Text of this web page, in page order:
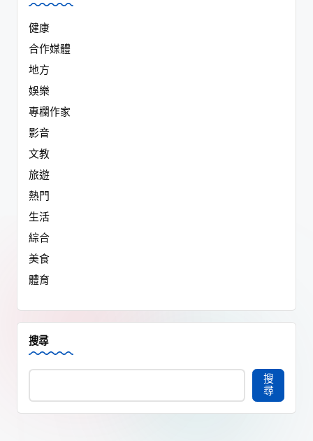
健康
合作媒體
地方
娛樂
專欄作家
影音
文教
旅遊
熱門
生活
綜合
美食
體育
搜尋
搜
尋